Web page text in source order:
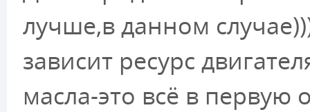
лучше,в данном
зависит ресурс
масла-это всё в первую